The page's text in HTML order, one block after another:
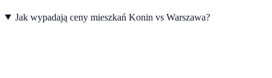
Jak wypadają ceny mieszkań Konin vs Warszawa?